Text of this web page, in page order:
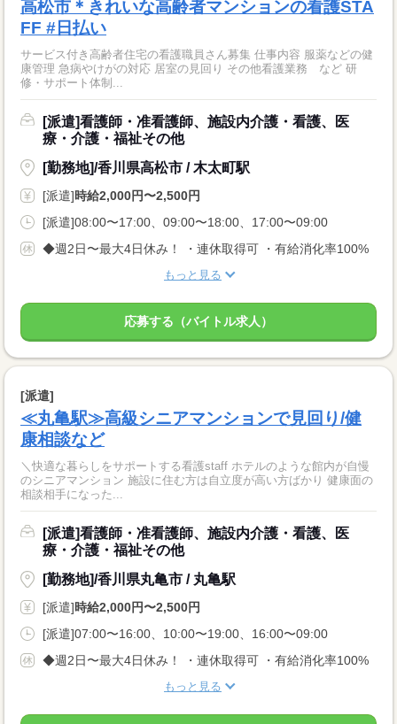
高松市＊きれいな高齢者マンションの看護STA
FF #日払い
サービス付き高齢者住宅の看護職員さん募集 仕事内容 服薬などの健
康管理 急病やけがの対応 居室の見回り その他看護業務 など 研
修・サポート体制...
[派遣]看護師・准看護師、施設内介護・看護、医
療・介護・福祉その他
[勤務地]/香川県高松市 / 木太町駅
[派遣]時給2,000円〜2,500円
[派遣]08:00〜17:00、09:00〜18:00、17:00〜09:00
◆週2日〜最大4日休み！ ・連休取得可 ・有給消化率100%
もっと見る
応募する（バイトル求人）
[派遣]
≪丸亀駅≫高級シニアマンションで見回り/健
康相談など
＼快適な暮らしをサポートする看護staff ホテルのような館内が自慢
のシニアマンション 施設に住む方は自立度が高い方ばかり 健康面の
相談相手になった...
[派遣]看護師・准看護師、施設内介護・看護、医
療・介護・福祉その他
[勤務地]/香川県丸亀市 / 丸亀駅
[派遣]時給2,000円〜2,500円
[派遣]07:00〜16:00、10:00〜19:00、16:00〜09:00
◆週2日〜最大4日休み！ ・連休取得可 ・有給消化率100%
もっと見る